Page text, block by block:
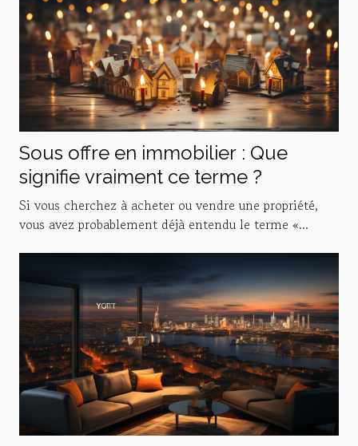
Sous offre en immobilier : Que
signifie vraiment ce terme ?
Si vous cherchez à acheter ou vendre une propriété,
vous avez probablement déjà entendu le terme «...